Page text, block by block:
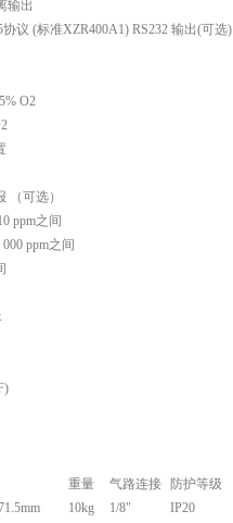
输出
协议 (标准XZR400A1) RS232 输出(可选)
O2
（可选）
ppm之间
ppm之间
重量 气路连接
防护等级
10kg 1/8"
IP20